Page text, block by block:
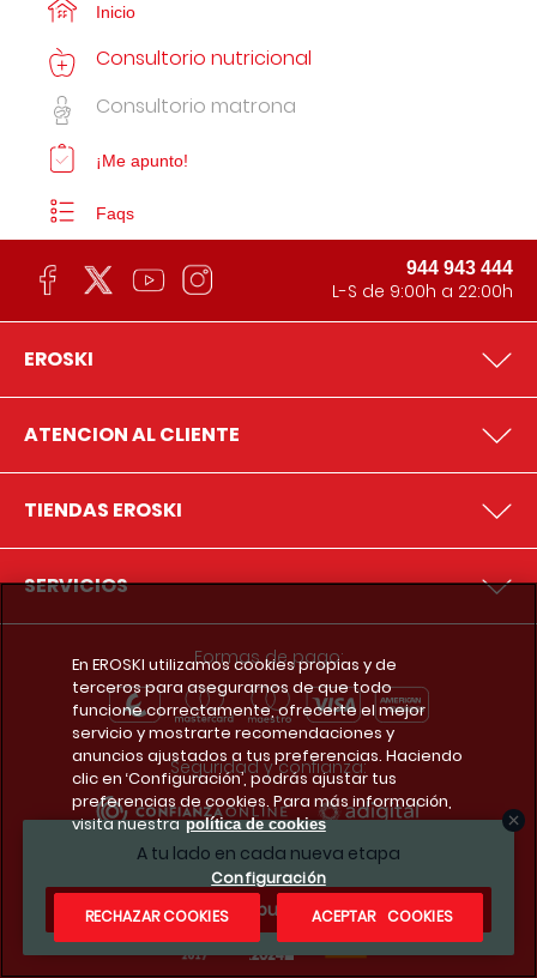
A tu lado en cada nueva etapa
¿Te apuntas?
Inicio
Consultorio nutricional
Consultorio matrona
¡Me apunto!
Faqs
944 943 444
L-S de 9:00h a 22:00h
EROSKI
ATENCION AL CLIENTE
TIENDAS EROSKI
SERVICIOS
Formas de pago:
Seguridad y confianza:
Premios y reconocimientos:
En EROSKI utilizamos cookies propias y de
terceros para asegurarnos de que todo
funcione correctamente, ofrecerte el mejor
servicio y mostrarte recomendaciones y
anuncios ajustados a tus preferencias. Haciendo
clic en ‘Configuración’, podrás ajustar tus
preferencias de cookies. Para más información,
visita nuestra política de cookies
Configuración
RECHAZAR COOKIES
ACEPTAR COOKIES